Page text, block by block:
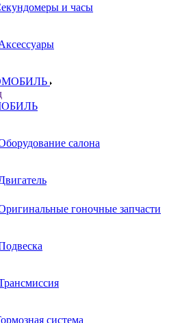
и часы
салона
гоночные запчасти
система